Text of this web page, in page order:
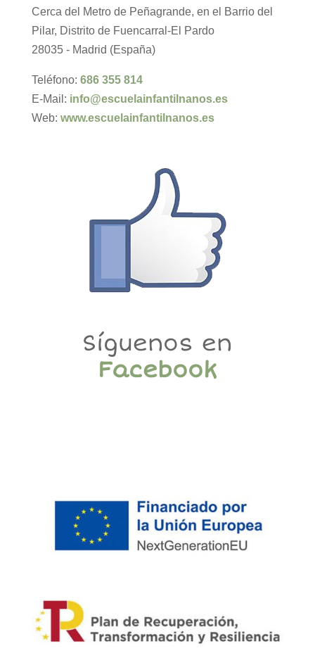
Cerca del Metro de Peñagrande, en el Barrio del
Pilar, Distrito de Fuencarral-El Pardo
28035 - Madrid (España)
Teléfono: 686 355 814
E-Mail: info@escuelainfantilnanos.es
Web: www.escuelainfantilnanos.es
Síguenos en
Facebook